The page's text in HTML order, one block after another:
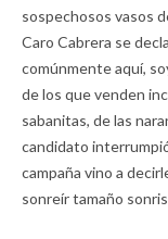
sospechosos vasos
Caro Cabrera se
comúnmente aquí,
de los que venden
sabanitas, de las
candidato
campaña vino a
sonreír tamaño